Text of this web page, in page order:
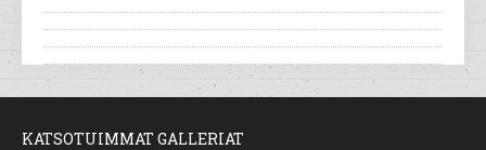
KATSOTUIMMAT GALLERIAT